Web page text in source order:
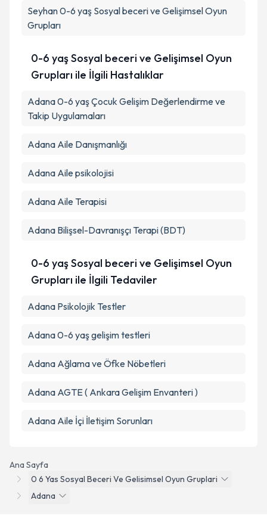
Ana Sayfa
0 6 Yas Sosyal Beceri Ve Gelisimsel Oyun Gruplari
Adana
Seyhan0-6 yaş Sosyal beceri ve Gelişimsel Oyun
Grupları
0-6 yaş Sosyal beceri ve Gelişimsel Oyun
Grupları ile İlgili Hastalıklar
Adana 0-6 yaş Çocuk Gelişim Değerlendirme ve
Takip Uygulamaları
Adana Aile Danışmanlığı
Adana Aile psikolojisi
Adana Aile Terapisi
Adana Bilişsel-Davranışçı Terapi (BDT)
0-6 yaş Sosyal beceri ve Gelişimsel Oyun
Grupları ile İlgili Tedaviler
Adana Psikolojik Testler
Adana 0-6 yaş gelişim testleri
Adana Ağlama ve Öfke Nöbetleri
Adana AGTE ( Ankara Gelişim Envanteri )
Adana Aile İçi İletişim Sorunları